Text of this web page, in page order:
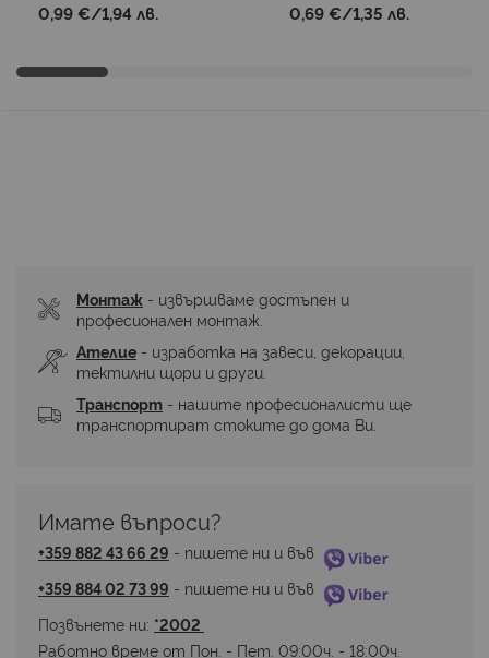
0,99 €/1,94 лв.
0,69 €/1,35 лв.
Монтаж - извършваме достъпен и
професионален монтаж.
Ателие - изработка на завеси, декорации,
тектилни щори и други.
Транспорт - нашите професионалисти ще
транспортират стоките до дома Ви.
Имате въпроси?
+359 882 43 66 29 - пишете ни и във
+359 884 02 73 99 - пишете ни и във
Позвънете ни: *2002
Работно време от Пон. - Пет. 09:00ч. - 18:00ч.